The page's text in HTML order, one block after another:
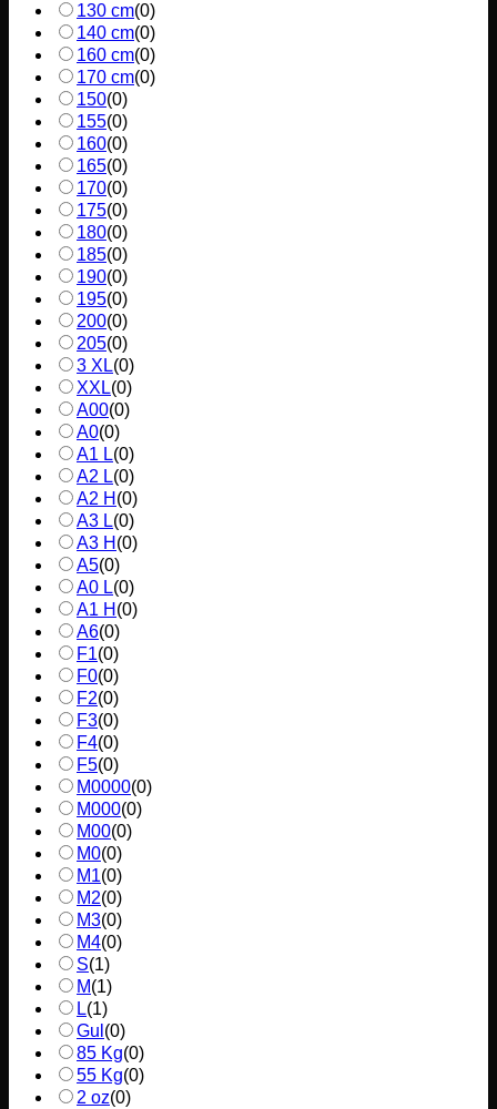
130 cm(0)
140 cm(0)
160 cm(0)
170 cm(0)
150(0)
155(0)
160(0)
165(0)
170(0)
175(0)
180(0)
185(0)
190(0)
195(0)
200(0)
205(0)
3 XL(0)
XXL(0)
A00(0)
A0(0)
A1 L(0)
A2 L(0)
A2 H (0)
A3 L(0)
A3 H (0)
A5(0)
A0 L(0)
A1 H (0)
A6(0)
F1(0)
F0(0)
F2(0)
F3(0)
F4(0)
F5(0)
M0000(0)
M000(0)
M00(0)
M0(0)
M1(0)
M2(0)
M3(0)
M4(0)
S(1)
M(1)
L(1)
Gul (0)
85 Kg(0)
55 Kg(0)
2 oz(0)